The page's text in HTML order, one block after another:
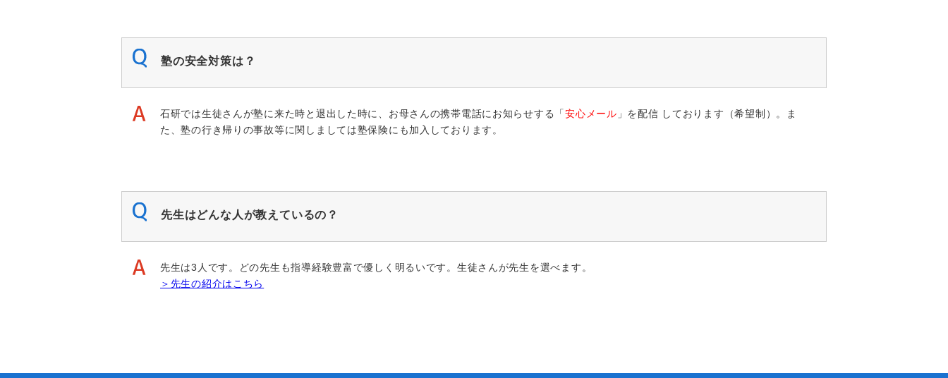
塾の安全対策は？
石研では生徒さんが塾に来た時と退出した時に、お母さんの携帯電話にお知らせする「安心メール 」を配信 しております（希望制）。ま
た、塾の行き帰りの事故等に関しましては塾保険にも加入しております。
先生はどんな人が教えているの？
先生は3人です。どの先生も指導経験豊富で優しく明るいです。生徒さんが先生を選べます。
＞先生の紹介はこちら